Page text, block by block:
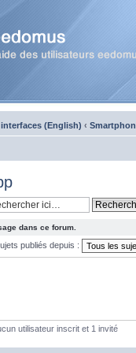
(English) ‹
dans ce forum.
publiés depuis :
utilisateur inscrit et 1 invité